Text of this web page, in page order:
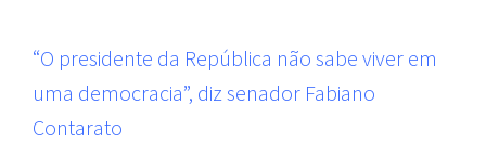
“O presidente da República não sabe viver em
uma democracia”, diz senador Fabiano
Contarato